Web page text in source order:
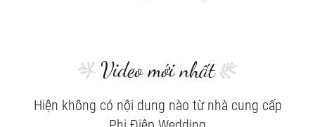
Video mới nhất
Hiện không có nội dung nào từ nhà cung cấp